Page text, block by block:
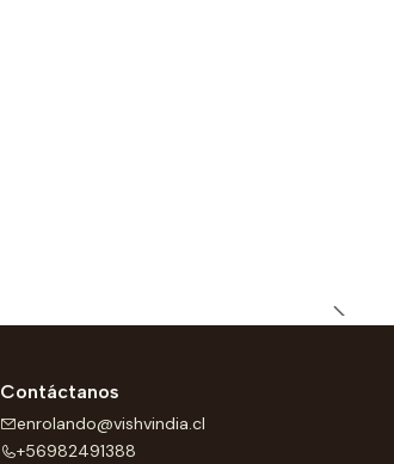
Contáctanos
enrolando@vishvindia.cl
+56982491388